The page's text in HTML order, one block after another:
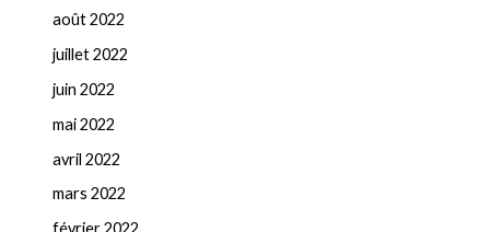
août 2022
juillet 2022
juin 2022
mai 2022
avril 2022
mars 2022